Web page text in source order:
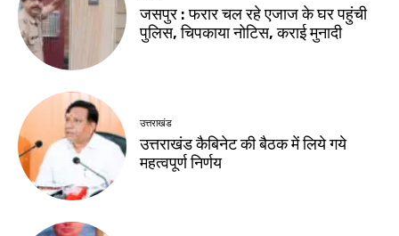
जसपुर : फरार चल रहे एजाज के घर पहुंची
पुलिस, चिपकाया नोटिस, कराई मुनादी
उत्तराखंड
उत्तराखंड कैबिनेट की बैठक में लिये गये
महत्वपूर्ण निर्णय